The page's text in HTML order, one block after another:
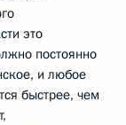
это
постоянно
и любое
быстрее, чем